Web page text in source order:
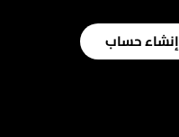
إنشاء حساب